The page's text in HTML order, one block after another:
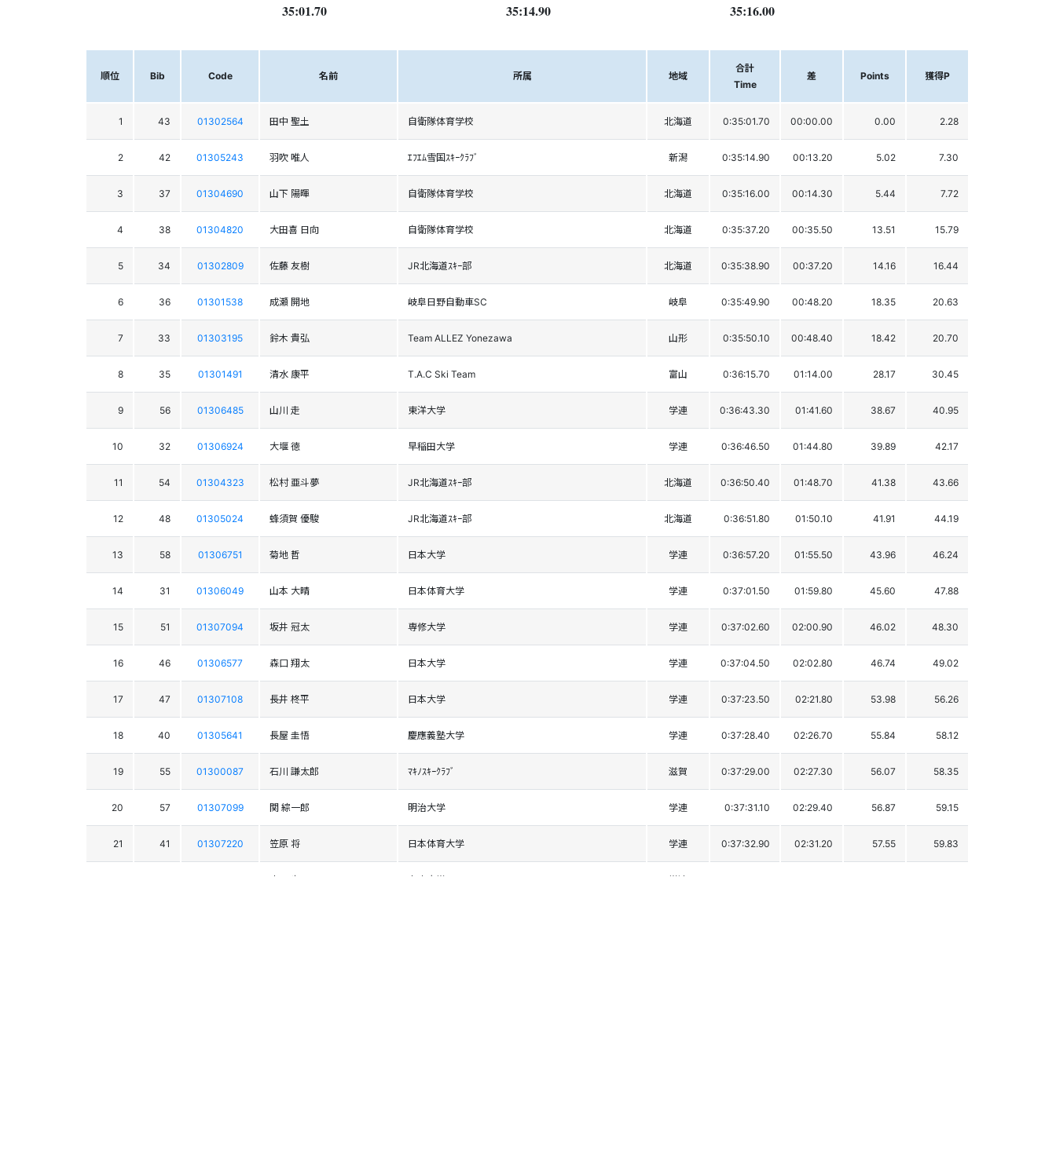
35:01.70 35:14.90 35:16.00
順位 Bib Code 名前 所属 地域
合計
Time
差 Points 獲得P
1 43 01302564 田中 聖土 自衛隊体育学校 北海道 0:35:01.70 00:00.00 0.00 2.28
2 42 01305243 羽吹 唯人 ｴﾌｴﾑ雪国ｽｷｰｸﾗﾌﾞ 新潟 0:35:14.90 00:13.20 5.02 7.30
3 37 01304690 山下 陽暉 自衛隊体育学校 北海道 0:35:16.00 00:14.30 5.44 7.72
4 38 01304820 大田喜 日向 自衛隊体育学校 北海道 0:35:37.20 00:35.50 13.51 15.79
5 34 01302809 佐藤 友樹 JR北海道ｽｷｰ部 北海道 0:35:38.90 00:37.20 14.16 16.44
6 36 01301538 成瀬 開地 岐阜日野自動車SC 岐阜 0:35:49.90 00:48.20 18.35 20.63
7 33 01303195 鈴木 貴弘 Team ALLEZ Yonezawa 山形 0:35:50.10 00:48.40 18.42 20.70
8 35 01301491 清水 康平 T.A.C Ski Team 富山 0:36:15.70 01:14.00 28.17 30.45
9 56 01306485 山川 走 東洋大学 学連 0:36:43.30 01:41.60 38.67 40.95
10 32 01306924 大堰 徳 早稲田大学 学連 0:36:46.50 01:44.80 39.89 42.17
11 54 01304323 松村 亜斗夢 JR北海道ｽｷｰ部 北海道 0:36:50.40 01:48.70 41.38 43.66
12 48 01305024 蜂須賀 優駿 JR北海道ｽｷｰ部 北海道 0:36:51.80 01:50.10 41.91 44.19
13 58 01306751 菊地 哲 日本大学 学連 0:36:57.20 01:55.50 43.96 46.24
14 31 01306049 山本 大晴 日本体育大学 学連 0:37:01.50 01:59.80 45.60 47.88
15 51 01307094 坂井 冠太 専修大学 学連 0:37:02.60 02:00.90 46.02 48.30
16 46 01306577 森口 翔太 日本大学 学連 0:37:04.50 02:02.80 46.74 49.02
17 47 01307108 長井 柊平 日本大学 学連 0:37:23.50 02:21.80 53.98 56.26
18 40 01305641 長屋 圭悟 慶應義塾大学 学連 0:37:28.40 02:26.70 55.84 58.12
19 55 01300087 石川 謙太郎 ﾏｷﾉｽｷｰｸﾗﾌﾞ 滋賀 0:37:29.00 02:27.30 56.07 58.35
20 57 01307099 関 綜一郎 明治大学 学連 0:37:31.10 02:29.40 56.87 59.15
21 41 01307220 笠原 将 日本体育大学 学連 0:37:32.90 02:31.20 57.55 59.83
古田 歩 中央大学 学連